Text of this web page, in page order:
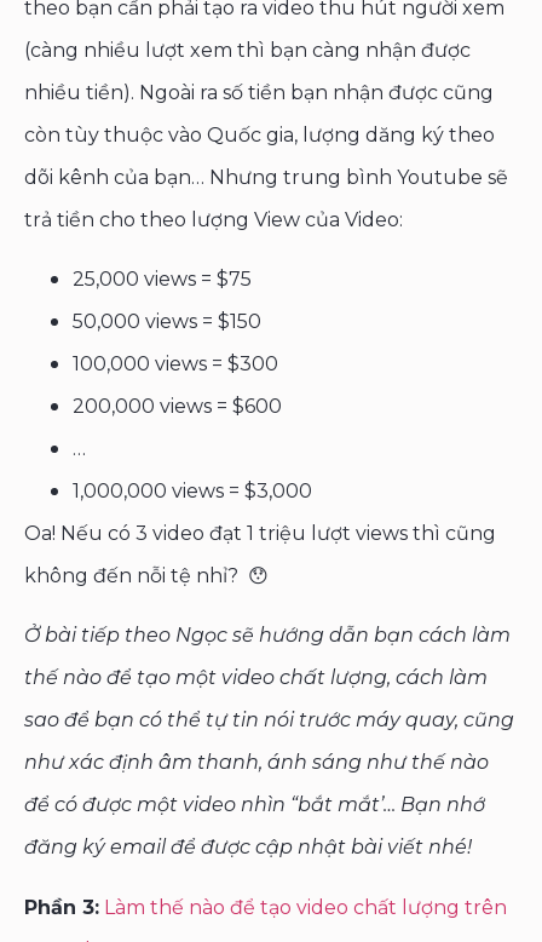
theo bạn cần phải tạo ra video thu hút người xem
(càng nhiều lượt xem thì bạn càng nhận được
nhiều tiền). Ngoài ra số tiền bạn nhận được cũng
còn tùy thuộc vào Quốc gia, lượng dăng ký theo
dõi kênh của bạn… Nhưng trung bình Youtube sẽ
trả tiền cho theo lượng View của Video:
25,000 views = $75
50,000 views = $150
100,000 views = $300
200,000 views = $600
…
1,000,000 views = $3,000
Oa! Nếu có 3 video đạt 1 triệu lượt views thì cũng
không đến nỗi tệ nhỉ? 😯
Ở bài tiếp theo Ngọc sẽ hướng dẫn bạn cách làm
thế nào để tạo một video chất lượng, cách làm
sao để bạn có thể tự tin nói trước máy quay, cũng
như xác định âm thanh, ánh sáng như thế nào
để có được một video nhìn “bắt mắt’… Bạn nhớ
đăng ký email để được cập nhật bài viết nhé!
Phần 3: Làm thế nào để tạo video chất lượng trên